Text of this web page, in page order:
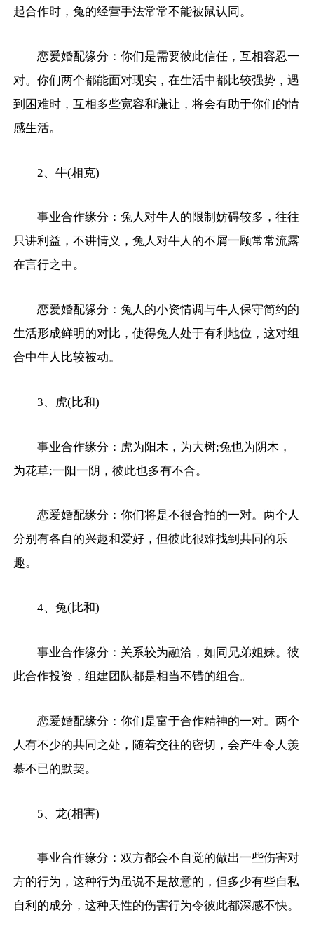
起合作时，兔的经营手法常常不能被鼠认同。
恋爱婚配缘分：你们是需要彼此信任，互相容忍一
对。你们两个都能面对现实，在生活中都比较强势，遇
到困难时，互相多些宽容和谦让，将会有助于你们的情
感生活。
2、牛(相克)
事业合作缘分：兔人对牛人的限制妨碍较多，往往
只讲利益，不讲情义，兔人对牛人的不屑一顾常常流露
在言行之中。
恋爱婚配缘分：兔人的小资情调与牛人保守简约的
生活形成鲜明的对比，使得兔人处于有利地位，这对组
合中牛人比较被动。
3、虎(比和)
事业合作缘分：虎为阳木，为大树;兔也为阴木，
为花草;一阳一阴，彼此也多有不合。
恋爱婚配缘分：你们将是不很合拍的一对。两个人
分别有各自的兴趣和爱好，但彼此很难找到共同的乐
趣。
4、兔(比和)
事业合作缘分：关系较为融洽，如同兄弟姐妹。彼
此合作投资，组建团队都是相当不错的组合。
恋爱婚配缘分：你们是富于合作精神的一对。两个
人有不少的共同之处，随着交往的密切，会产生令人羡
慕不已的默契。
5、龙(相害)
事业合作缘分：双方都会不自觉的做出一些伤害对
方的行为，这种行为虽说不是故意的，但多少有些自私
自利的成分，这种天性的伤害行为令彼此都深感不快。